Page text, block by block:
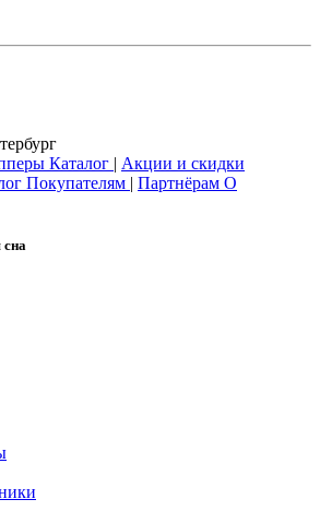
Каталог | Акции и скидки
Покупателям | Партнёрам О